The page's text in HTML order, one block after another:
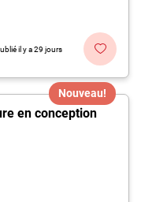
il y a 29 jours
Nouveau!
en conception